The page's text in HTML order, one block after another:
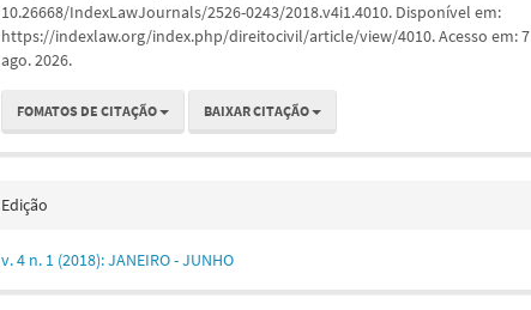
10.26668/IndexLawJournals/2526-0243/2018.v4i1.4010. Disponível em:
https://indexlaw.org/index.php/direitocivil/article/view/4010. Acesso em: 7
ago. 2026.
FOMATOS DE CITAÇÃO BAIXAR CITAÇÃO
Edição
v. 4 n. 1 (2018): JANEIRO - JUNHO